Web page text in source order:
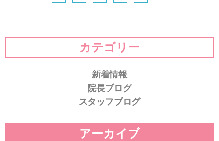
カテゴリー
新着情報
院長ブログ
スタッフブログ
アーカイブ